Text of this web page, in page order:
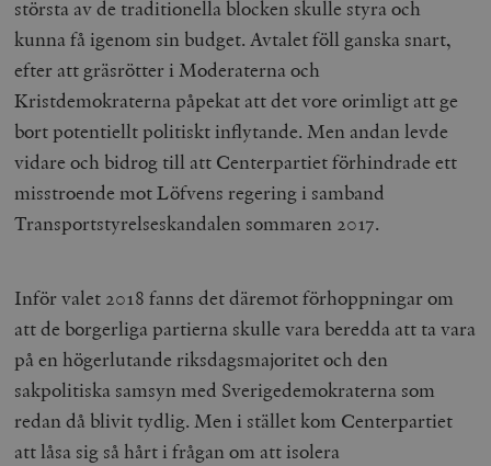
största av de traditionella blocken skulle styra och
kunna få igenom sin budget. Avtalet föll ganska snart,
efter att gräsrötter i Moderaterna och
Kristdemokraterna påpekat att det vore orimligt att ge
bort potentiellt politiskt inflytande. Men andan levde
vidare och bidrog till att Centerpartiet förhindrade ett
misstroende mot Löfvens regering i samband
Transportstyrelseskandalen sommaren 2017.
Inför valet 2018 fanns det däremot förhoppningar om
att de borgerliga partierna skulle vara beredda att ta vara
på en högerlutande riksdagsmajoritet och den
sakpolitiska samsyn med Sverigedemokraterna som
redan då blivit tydlig. Men i stället kom Centerpartiet
att låsa sig så hårt i frågan om att isolera